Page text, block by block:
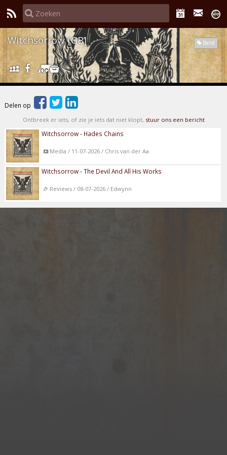
Band
Witchsorrow [GB]
Delen op
Ontbreek er iets, of zie je iets dat niet klopt, stuur ons een bericht
Witchsorrow - Hades Chains
Media / 11-07-2026 / Chris van der Aa
Witchsorrow - The Devil And All His Works
Reviews / 08-07-2026 / Edwynn